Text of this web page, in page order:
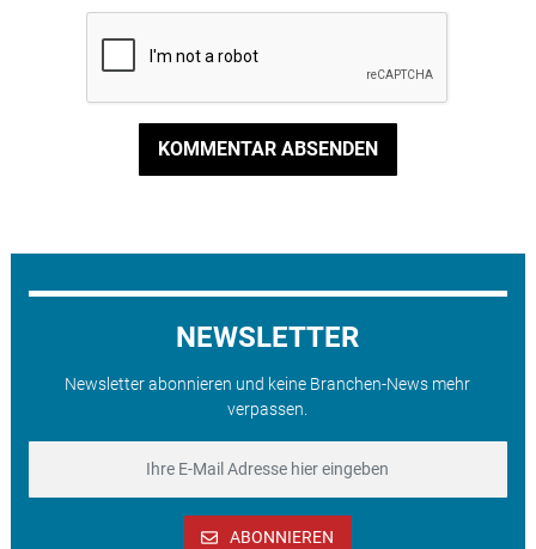
KOMMENTAR ABSENDEN
NEWSLETTER
Newsletter abonnieren und keine Branchen-News mehr
verpassen.
ABONNIEREN